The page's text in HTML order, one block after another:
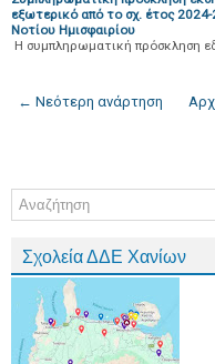
εξωτερικό από το σχ. έτος
Νοτίου Ημισφαιρίου
Η συμπληρωματική πρόσκληση
← Νεότερη ανάρτηση
Σχολεία ΔΔΕ Χανίων